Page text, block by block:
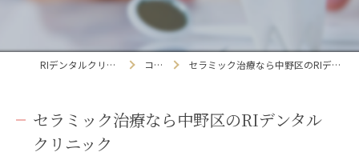
RIデンタルクリニック中野 コラム セラミック治療なら中野区のRIデンタルクリニック
セラミック治療なら中野区のRIデンタル
クリニック